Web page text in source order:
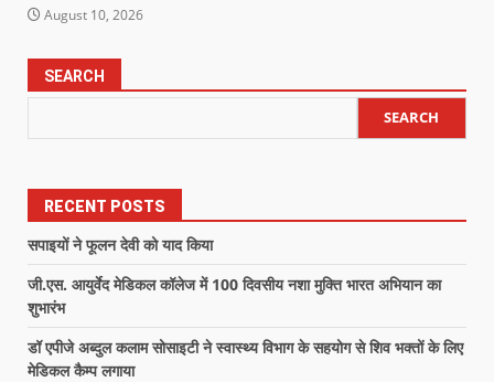
August 10, 2026
SEARCH
SEARCH
RECENT POSTS
सपाइयों ने फूलन देवी को याद किया
जी.एस. आयुर्वेद मेडिकल कॉलेज में 100 दिवसीय नशा मुक्ति भारत अभियान का
शुभारंभ
डॉ एपीजे अब्दुल कलाम सोसाइटी ने स्वास्थ्य विभाग के सहयोग से शिव भक्तों के लिए
मेडिकल कैम्प लगाया